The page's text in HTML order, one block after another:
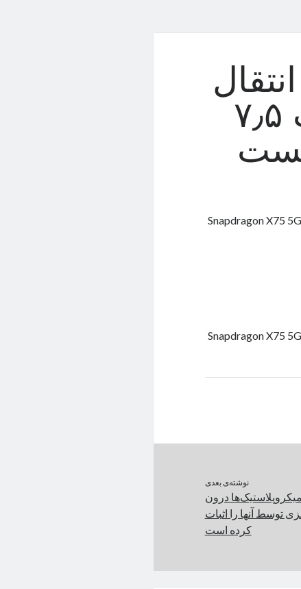
داده 5G را با سرعت ۷٫۵
کوالکام موفق شد بر بستر شبکه‌ی 5G زیر ۶ گیگاهرتز و استفاده از مودم Snapdragon X75 5G
کوالکام موفق شد بر بستر شبکه‌ی 5G زیر ۶ گیگاهرتز و استفاده از مودم Snapdragon X75 5G
نوشته‌ی بعدی
درون
توسط آنها را اثبات
کرده است